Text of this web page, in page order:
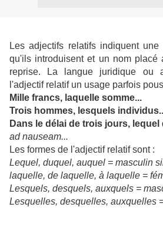
Les adjectifs relatifs indiquent
qu'ils introduisent et un nom placé
reprise. La langue juridique ou
l'adjectif relatif un usage parfois
Mille francs, laquelle somme...
Trois hommes, lesquels
Dans le délai de trois jours, lequel
ad nauseam...
Les formes de l'adjectif relatif sont :
Lequel, duquel, auquel = masculin
laquelle, de laquelle, à laquelle =
Lesquels, desquels, auxquels =
Lesquelles, desquelles, auxquelles